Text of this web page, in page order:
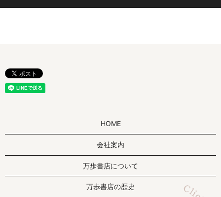
HOME
会社案内
万歩書店について
万歩書店の歴史